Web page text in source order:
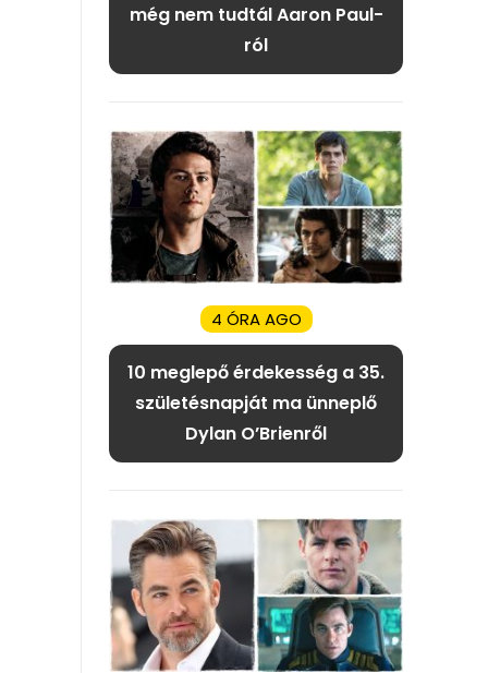
még nem tudtál Aaron Paul-
ról
4 ÓRA AGO
10 meglepő érdekesség a 35.
születésnapját ma ünneplő
Dylan O’Brienről